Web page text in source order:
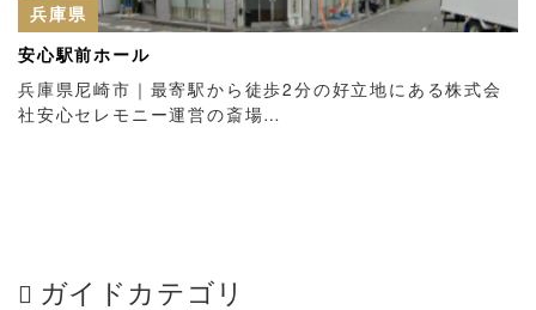
兵庫県
安心駅前ホール
兵庫県尼崎市｜最寄駅から徒歩2分の好立地にある株式会
社安心セレモニー運営の斎場…
ガイドカテゴリ